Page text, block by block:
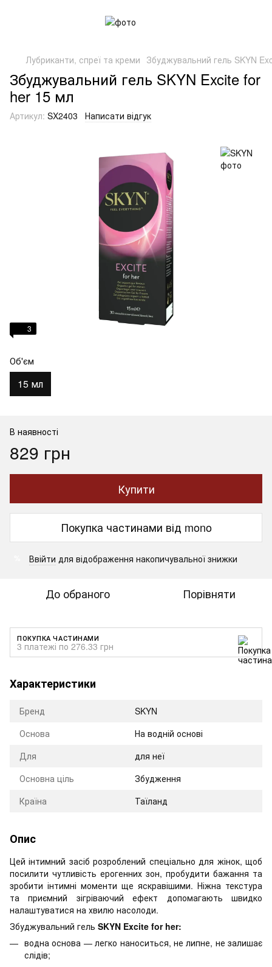
Лубриканти, спреї та креми Збуджувальний гель SKYN
Збуджувальний гель SKYN Excite for
her 15 мл
Артикул: SX2403 Написати відгук
3
Об'єм
15 мл
В наявності
829 грн
Купити
Покупка частинами від mono
Ввійти для відображення накопичувальної знижки
До обраного Порівняти
ПОКУПКА ЧАСТИНАМИ
3 платежі по 276.33 грн
Характеристики
Бренд
SKYN
Оснoва
На водній основі
Для
для неї
Основна ціль
Збудження
Країна
Таїланд
Опис
Цей інтимний засіб розроблений спеціально для жінок, щоб
посилити чутливість ерогенних зон, пробудити бажання та
зробити інтимні моменти ще яскравішими. Ніжна текстура
та приємний зігріваючий ефект допомагають швидко
налаштуватися на хвилю насолоди.
Збуджувальний гель SKYN Excite for her:
водна основа — легко наноситься, не липне, не залишає
слідів;